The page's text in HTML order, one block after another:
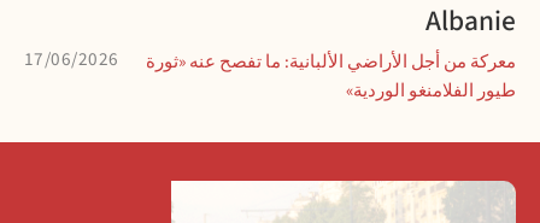
Albanie
17/06/2026
معركة من أجل الأراضي الألبانية: ما تفصح عنه «ثورة
طيور الفلامنغو الوردية»